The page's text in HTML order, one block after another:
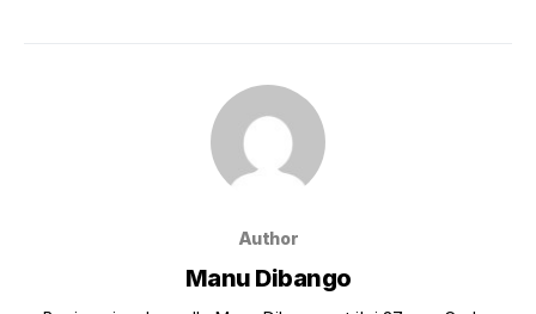
Author
Manu Dibango